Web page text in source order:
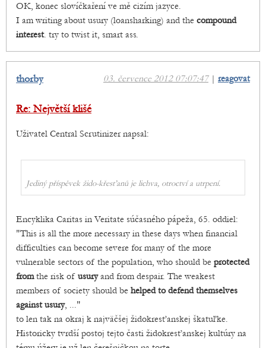
OK, konec slovíčkaření ve mě cizím jazyce.
I am writing about usury (loansharking) and the compound
interest. try to twist it, smart ass.
03. července 2012 07:07:47| reagovat
thorby
Re: Největší klišé
Uživatel Central Scrutinizer napsal:
Jediný příspěvek žido-křesťanů je lichva, otroctví a utrpení.
Encyklika Caritas in Veritate súčasného pápeža, 65. oddiel:
"This is all the more necessary in these days when financial
difficulties can become severe for many of the more
vulnerable sectors of the population, who should be protected
fromthe risk of usuryand from despair. The weakest
members of society should be helped to defend themselves
against usury, ..."
to len tak na okraj k najväčšej židokresťanskej škatuľke.
Historicky tvrdší postoj tejto časti židokresťanskej kultúry na